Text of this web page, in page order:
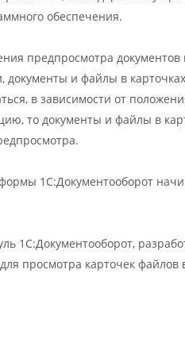
обеспечения.
предпросмотра документов
и файлы в
в зависимости от
то документы и файлы в
1С:Документооборот
1С:Документооборот,
просмотра карточек файлов